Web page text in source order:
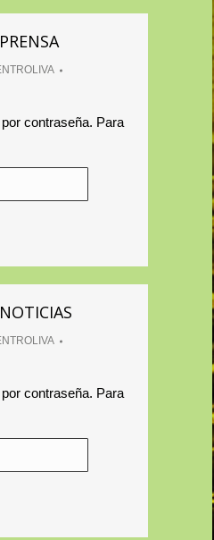
contraseña. Para
contraseña. Para